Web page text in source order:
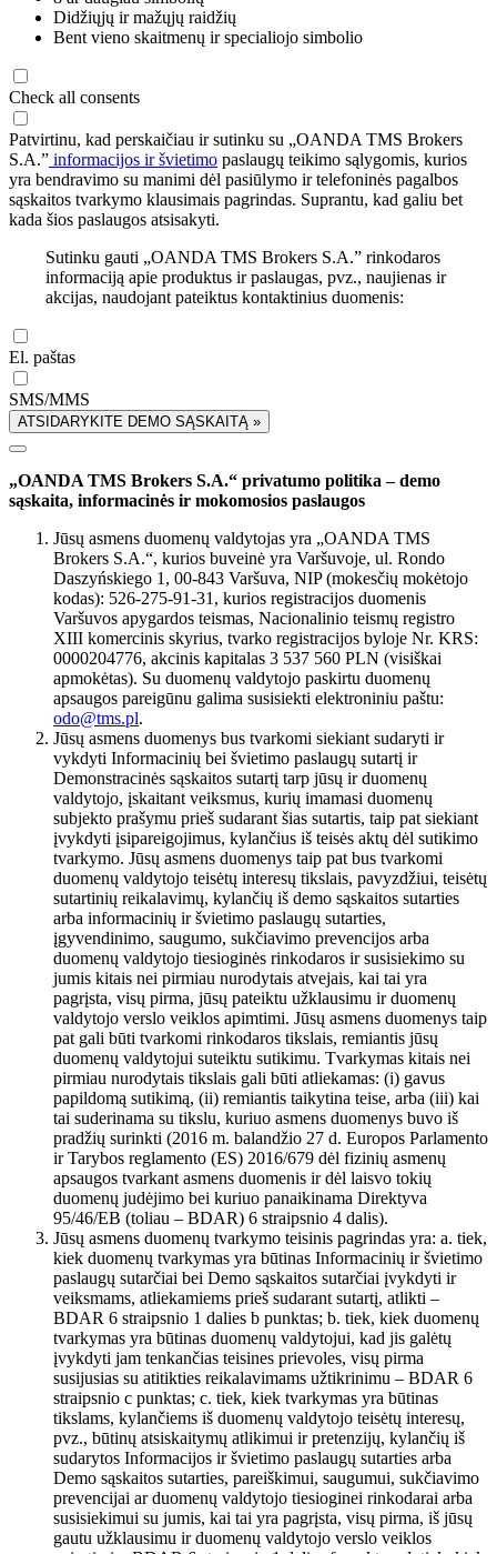
Didžiųjų ir mažųjų raidžių
Bent vieno skaitmenų ir specialiojo simbolio
Check all consents
Patvirtinu, kad perskaičiau ir sutinku su „OANDA TMS Brokers
S.A.” informacijos ir švietimo paslaugų teikimo sąlygomis, kurios
yra bendravimo su manimi dėl pasiūlymo ir telefoninės pagalbos
sąskaitos tvarkymo klausimais pagrindas. Suprantu, kad galiu bet
kada šios paslaugos atsisakyti.
Sutinku gauti „OANDA TMS Brokers S.A.” rinkodaros
informaciją apie produktus ir paslaugas, pvz., naujienas ir
akcijas, naudojant pateiktus kontaktinius duomenis:
El. paštas
SMS/MMS
ATSIDARYKITE DEMO SĄSKAITĄ »
„OANDA TMS Brokers S.A.“ privatumo politika – demo
sąskaita, informacinės ir mokomosios paslaugos
Jūsų asmens duomenų valdytojas yra „OANDA TMS
Brokers S.A.“, kurios buveinė yra Varšuvoje, ul. Rondo
Daszyńskiego 1, 00-843 Varšuva, NIP (mokesčių mokėtojo
kodas): 526-275-91-31, kurios registracijos duomenis
Varšuvos apygardos teismas, Nacionalinio teismų registro
XIII komercinis skyrius, tvarko registracijos byloje Nr. KRS:
0000204776, akcinis kapitalas 3 537 560 PLN (visiškai
apmokėtas). Su duomenų valdytojo paskirtu duomenų
apsaugos pareigūnu galima susisiekti elektroniniu paštu:
odo@tms.pl.
Jūsų asmens duomenys bus tvarkomi siekiant sudaryti ir
vykdyti Informacinių bei švietimo paslaugų sutartį ir
Demonstracinės sąskaitos sutartį tarp jūsų ir duomenų
valdytojo, įskaitant veiksmus, kurių imamasi duomenų
subjekto prašymu prieš sudarant šias sutartis, taip pat siekiant
įvykdyti įsipareigojimus, kylančius iš teisės aktų dėl sutikimo
tvarkymo. Jūsų asmens duomenys taip pat bus tvarkomi
duomenų valdytojo teisėtų interesų tikslais, pavyzdžiui, teisėtų
sutartinių reikalavimų, kylančių iš demo sąskaitos sutarties
arba informacinių ir švietimo paslaugų sutarties,
įgyvendinimo, saugumo, sukčiavimo prevencijos arba
duomenų valdytojo tiesioginės rinkodaros ir susisiekimo su
jumis kitais nei pirmiau nurodytais atvejais, kai tai yra
pagrįsta, visų pirma, jūsų pateiktu užklausimu ir duomenų
valdytojo verslo veiklos apimtimi. Jūsų asmens duomenys taip
pat gali būti tvarkomi rinkodaros tikslais, remiantis jūsų
duomenų valdytojui suteiktu sutikimu. Tvarkymas kitais nei
pirmiau nurodytais tikslais gali būti atliekamas: (i) gavus
papildomą sutikimą, (ii) remiantis taikytina teise, arba (iii) kai
tai suderinama su tikslu, kuriuo asmens duomenys buvo iš
pradžių surinkti (2016 m. balandžio 27 d. Europos Parlamento
ir Tarybos reglamento (ES) 2016/679 dėl fizinių asmenų
apsaugos tvarkant asmens duomenis ir dėl laisvo tokių
duomenų judėjimo bei kuriuo panaikinama Direktyva
95/46/EB (toliau – BDAR) 6 straipsnio 4 dalis).
Jūsų asmens duomenų tvarkymo teisinis pagrindas yra: a. tiek,
kiek duomenų tvarkymas yra būtinas Informacinių ir švietimo
paslaugų sutarčiai bei Demo sąskaitos sutarčiai įvykdyti ir
veiksmams, atliekamiems prieš sudarant sutartį, atlikti –
BDAR 6 straipsnio 1 dalies b punktas; b. tiek, kiek duomenų
tvarkymas yra būtinas duomenų valdytojui, kad jis galėtų
įvykdyti jam tenkančias teisines prievoles, visų pirma
susijusias su atitikties reikalavimams užtikrinimu – BDAR 6
straipsnio c punktas; c. tiek, kiek tvarkymas yra būtinas
tikslams, kylančiems iš duomenų valdytojo teisėtų interesų,
pvz., būtinų atsiskaitymų atlikimui ir pretenzijų, kylančių iš
sudarytos Informacijos ir švietimo paslaugų sutarties arba
Demo sąskaitos sutarties, pareiškimui, saugumui, sukčiavimo
prevencijai ar duomenų valdytojo tiesioginei rinkodarai arba
susisiekimui su jumis, kai tai yra pagrįsta, visų pirma, iš jūsų
gautu užklausimu ir duomenų valdytojo verslo veiklos